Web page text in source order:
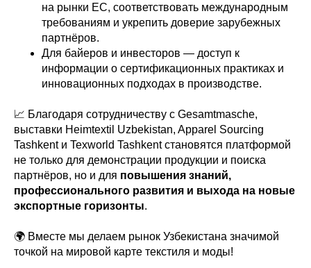
на рынки ЕС, соответствовать международным
требованиям и укрепить доверие зарубежных
партнёров.
Для байеров и инвесторов — доступ к
информации о сертификационных практиках и
инновационных подходах в производстве.
📈 Благодаря сотрудничеству с Gesamtmasche,
выставки Heimtextil Uzbekistan, Apparel Sourcing
Tashkent и Texworld Tashkent становятся платформой
не только для демонстрации продукции и поиска
партнёров, но и для повышения знаний,
профессионального развития и выхода на новые
экспортные горизонты.
🌍 Вместе мы делаем рынок Узбекистана значимой
точкой на мировой карте текстиля и моды!